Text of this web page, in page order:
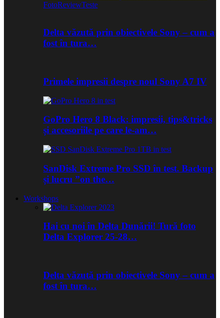
FotoReviewTeste
Delta văzută prin obiectivele Sony – cum a
fost în tura…
Primele impresii despre noul Sony A7 IV
GoPro Hero 8 Black: impresii, tips&tricks
și accesoriile pe care le-am…
SanDisk Extreme Pro SSD în test. Backup
și lucru ”on the…
Workshops
Hai cu noi în Delta Dunării! Tură foto
Delta Explorer 25-28…
Delta văzută prin obiectivele Sony – cum a
fost în tura…